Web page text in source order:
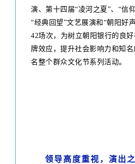
演、第十四届“凌河之夏”、“信
“经典回望”文艺展演和“朝阳好
42场次，为树立朝阳银行的良
牌效应，提升社会影响力和知
名整个群众文化节系列活动。
领导高度重视，演出